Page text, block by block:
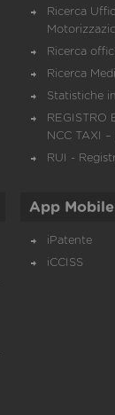
Ricerca
Ricerca
Ricerca
Statistiche
REGISTRO
NCC TAXI –
RUI -
App Mobile
iPatente
iCCISS